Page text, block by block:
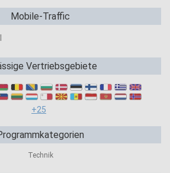
Mobile-Traffic
Vertriebsgebiete
+25
Technik